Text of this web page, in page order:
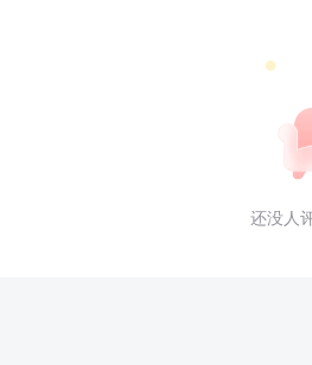
还没人